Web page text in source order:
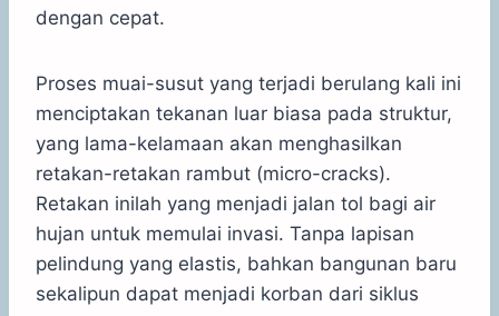
dengan cepat.
Proses muai-susut yang terjadi berulang kali ini
menciptakan tekanan luar biasa pada struktur,
yang lama-kelamaan akan menghasilkan
retakan-retakan rambut (micro-cracks).
Retakan inilah yang menjadi jalan tol bagi air
hujan untuk memulai invasi. Tanpa lapisan
pelindung yang elastis, bahkan bangunan baru
sekalipun dapat menjadi korban dari siklus